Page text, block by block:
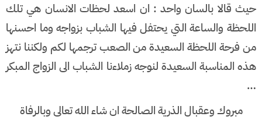
حيث قالا بالسان واحد : ان اسعد لحظات الانسان هي تلك
اللحظة والساعة التي يحتفل فيها الشباب بزواجه وما احسنها
من فرحة اللحظة السعيدة من الصعب ترجمها لكم ولكننا نتهز
هذه المناسبة السعيدة لنوجه زملاءنا الشباب الى الزواج المبكر
…
مبروك وعقبال الذرية الصالحة ان شاء الله تعالى وبالرفاة